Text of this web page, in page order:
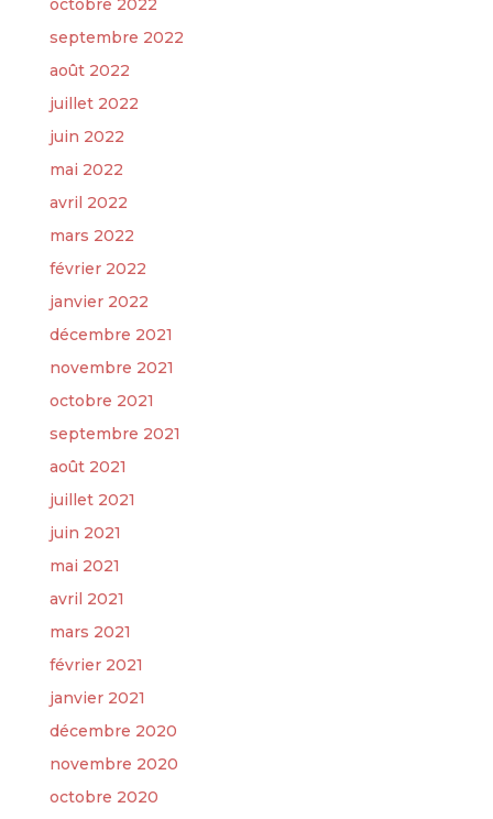
octobre 2022
septembre 2022
août 2022
juillet 2022
juin 2022
mai 2022
avril 2022
mars 2022
février 2022
janvier 2022
décembre 2021
novembre 2021
octobre 2021
septembre 2021
août 2021
juillet 2021
juin 2021
mai 2021
avril 2021
mars 2021
février 2021
janvier 2021
décembre 2020
novembre 2020
octobre 2020